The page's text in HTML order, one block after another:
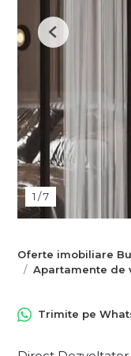
1 /7
Previous
Oferte imobiliare
Apartamente de
Trimite pe